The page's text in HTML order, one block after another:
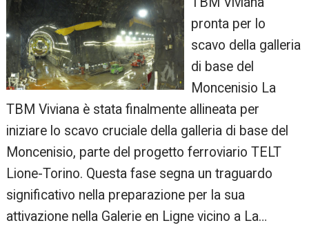
pronta per lo
scavo della galleria
di base del
Moncenisio La
TBM Viviana è stata finalmente allineata per
iniziare lo scavo cruciale della galleria di base del
Moncenisio, parte del progetto ferroviario TELT
Lione-Torino. Questa fase segna un traguardo
significativo nella preparazione per la sua
attivazione nella Galerie en Ligne vicino a La…